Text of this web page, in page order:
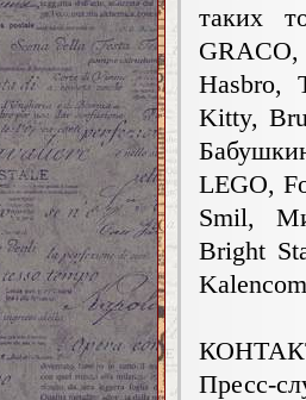
таких
Hasbro,
Kitty,
LEGO,
Smil,
Bright
Пресс-